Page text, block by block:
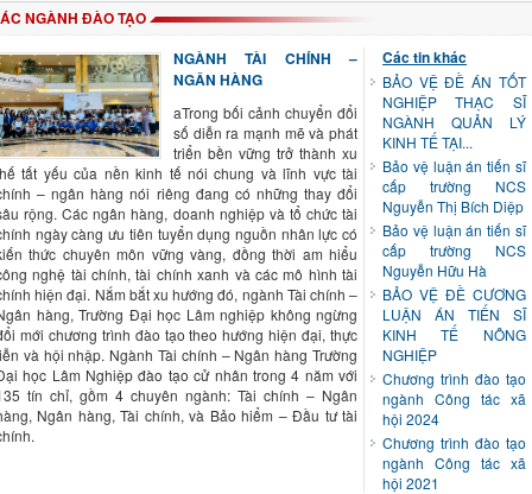
NGÀNH ĐÀO TẠO
NGÀNH TÀI CHÍNH –
NGÂN HÀNG
aTrong bối cảnh chuyển đổi
số diễn ra mạnh mẽ và phát
triển bền vững trở thành xu
tất yếu của nền kinh tế nói chung và lĩnh vực tài
– ngân hàng nói riêng đang có những thay đổi
rộng. Các ngân hàng, doanh nghiệp và tổ chức tài
ngày càng ưu tiên tuyển dụng nguồn nhân lực có
thức chuyên môn vững vàng, đồng thời am hiểu
nghệ tài chính, tài chính xanh và các mô hình tài
hiện đại. Nắm bắt xu hướng đó, ngành Tài chính –
hàng, Trường Đại học Lâm nghiệp không ngừng
mới chương trình đào tạo theo hướng hiện đại, thực
và hội nhập. Ngành Tài chính – Ngân hàng Trường
học Lâm Nghiệp đào tạo cử nhân trong 4 năm với
tín chỉ, gồm 4 chuyên ngành: Tài chính – Ngân
Ngân hàng, Tài chính, và Bảo hiểm – Đầu tư tài
Các tin khác
BẢO VỆ ĐỀ ÁN TỐT
NGHIỆP THẠC SĨ
NGÀNH QUẢN LÝ
KINH TẾ TẠI...
Bảo vệ luận án tiến sĩ
cấp trường NCS
Nguyễn Thị Bích Diệp
Bảo vệ luận án tiến sĩ
cấp trường NCS
Nguyễn Hữu Hà
BẢO VỆ ĐỀ CƯƠNG
LUẬN ÁN TIẾN SĨ
KINH TẾ NÔNG
NGHIỆP
Chương trình đào tạo
ngành Công tác xã
hội 2024
Chương trình đào tạo
ngành Công tác xã
hội 2021